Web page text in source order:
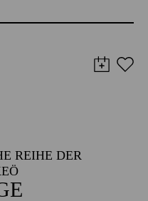
REIHE DER E